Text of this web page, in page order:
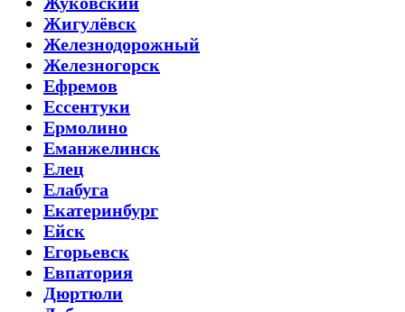
Жигулёвск
Железнодорожный
Железногорск
Ефремов
Ессентуки
Ермолино
Еманжелинск
Елец
Елабуга
Екатеринбург
Ейск
Егорьевск
Евпатория
Дюртюли